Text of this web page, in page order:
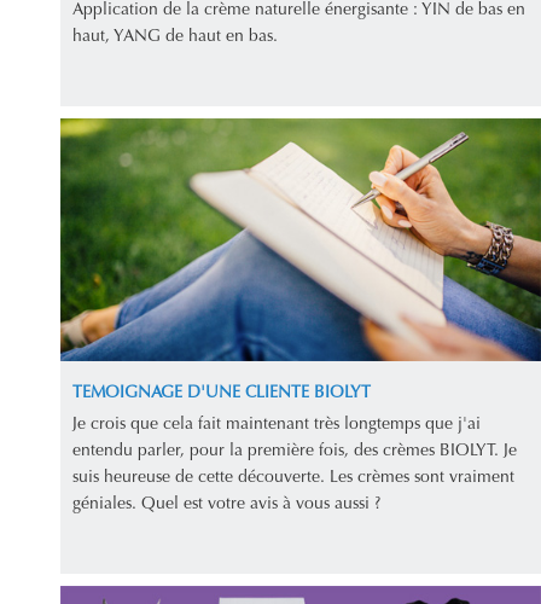
Application de la crème naturelle énergisante : YIN de bas en
haut, YANG de haut en bas.
TEMOIGNAGE D'UNE CLIENTE BIOLYT
Je crois que cela fait maintenant très longtemps que j'ai
entendu parler, pour la première fois, des crèmes BIOLYT. Je
suis heureuse de cette découverte. Les crèmes sont vraiment
géniales. Quel est votre avis à vous aussi ?